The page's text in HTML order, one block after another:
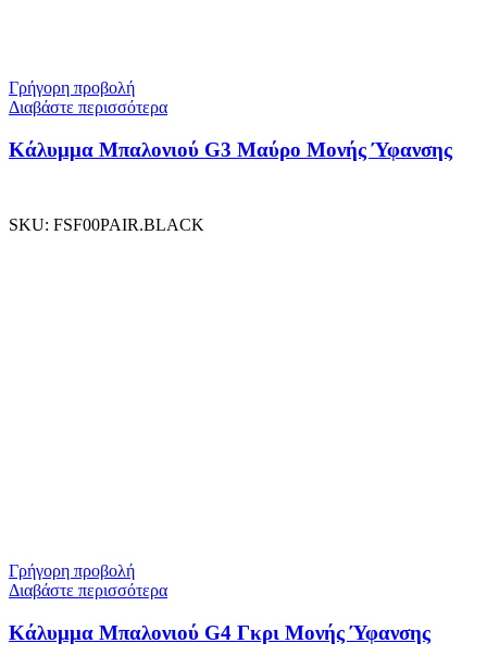
Γρήγορη προβολή
Διαβάστε περισσότερα
Κάλυμμα Μπαλονιού G3 Μαύρο Μονής Ύφανσης
SKU: FSF00PAIR.BLACK
Γρήγορη προβολή
Διαβάστε περισσότερα
Κάλυμμα Μπαλονιού G4 Γκρι Μονής Ύφανσης